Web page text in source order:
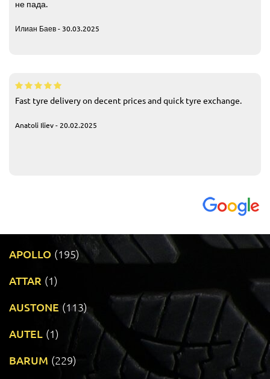
не пада.
Илиан Баев - 30.03.2025
Fast tyre delivery on decent prices and quick tyre exchange.
Anatoli Iliev - 20.02.2025
APOLLO (195)
ATTAR (1)
AUSTONE (113)
AUTEL (1)
BARUM (229)